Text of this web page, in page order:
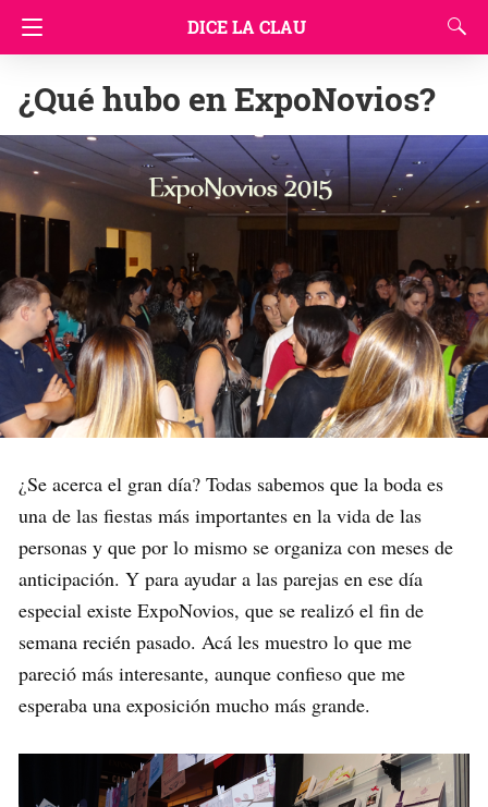
DICE LA CLAU
¿Qué hubo en ExpoNovios?
¿Se acerca el gran día? Todas sabemos que la boda es
una de las fiestas más importantes en la vida de las
personas y que por lo mismo se organiza con meses de
anticipación. Y para ayudar a las parejas en ese día
especial existe ExpoNovios, que se realizó el fin de
semana recién pasado. Acá les muestro lo que me
pareció más interesante, aunque confieso que me
esperaba una exposición mucho más grande.